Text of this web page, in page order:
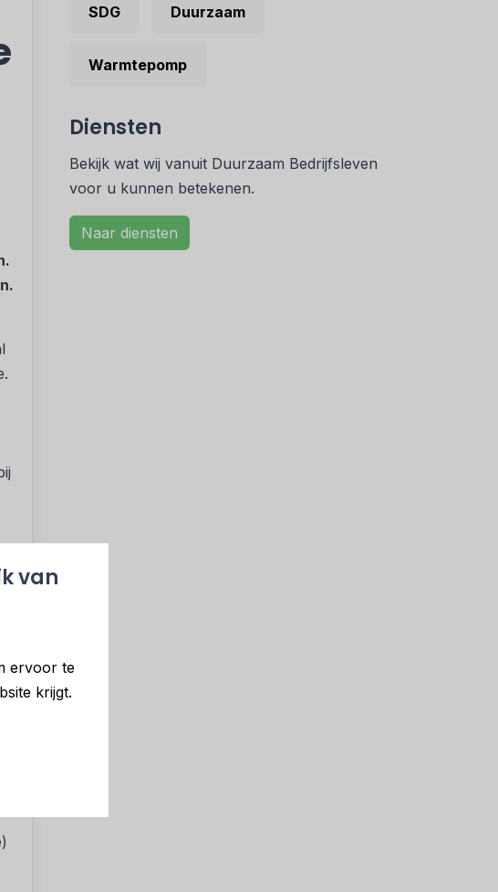
van
ervoor te
krijgt.
SDG Duurzaam
Warmtepomp
Diensten
Bekijk wat wij vanuit Duurzaam Bedrijfsleven
voor u kunnen betekenen.
Naar diensten